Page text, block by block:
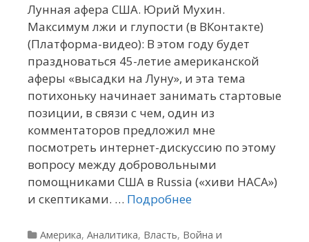
Лунная афера США. Юрий Мухин.
Максимум лжи и глупости (в ВКонтакте)
(Платформа-видео): В этом году будет
праздноваться 45-летие американской
аферы «высадки на Луну», и эта тема
потихоньку начинает занимать стартовые
позиции, в связи с чем, один из
комментаторов предложил мне
посмотреть интернет-дискуссию по этому
вопросу между добровольными
помощниками США в Russia («хиви НАСА»)
и скептиками. … Подробнее
Рубрики
Америка, Аналитика, Власть, Война и